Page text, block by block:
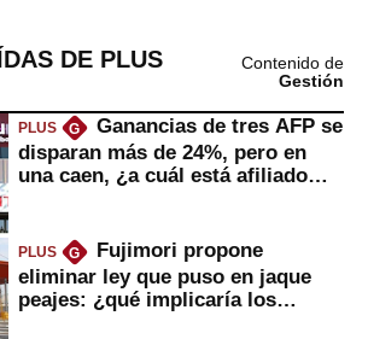
DE PLUS
Contenido de
Gestión
PLUS G
Ganancias de tres AFP se
disparan más de 24%, pero en
una caen, ¿a cuál está afiliado
PLUS G
Fujimori propone
eliminar ley que puso en jaque
peajes: ¿qué implicaría los